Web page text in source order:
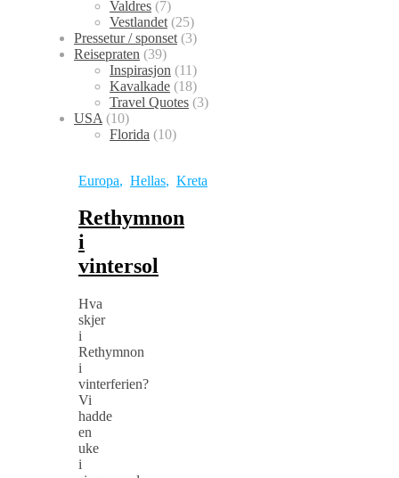
Valdres (7)
Vestlandet (25)
Pressetur / sponset (3)
Reisepraten (39)
Inspirasjon (11)
Kavalkade (18)
Travel Quotes (3)
USA (10)
Florida (10)
Europa, Hellas, Kreta
Rethymnon
i
vintersol
Hva
skjer
i
Rethymnon
i
vinterferien?
Vi
hadde
en
uke
i